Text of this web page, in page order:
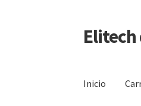
Saltar
a
Ir
al
Inicio